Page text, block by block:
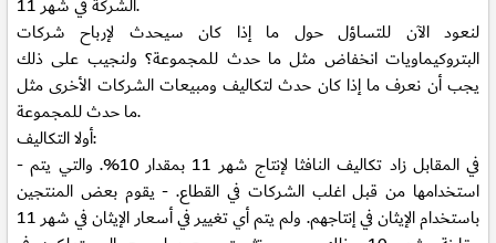
لنعود الآن للتساؤل حول ما إذا كان سيحدث لإرباح شركات
البتروكيماويات انخفاض مثل ما حدث للمجموعة؟ ولنجيب على ذلك
يجب أن نعرف ما إذا كان حدث لتكاليف ومبيعات الشركات الأخرى مثل
ما حدث للمجموعة.
أولا التكاليف:
- في المقابل زاد تكاليف النافثا لإنتاج شهر 11 بمقدار 10%. والتي يتم
استخدامها من قبل اغلب الشركات في القطاع. - يقوم بعض المنتجين
باستخدام الإيثان في إنتاجهم. ولم يتم أي تغيير في أسعار الإيثان في شهر 11